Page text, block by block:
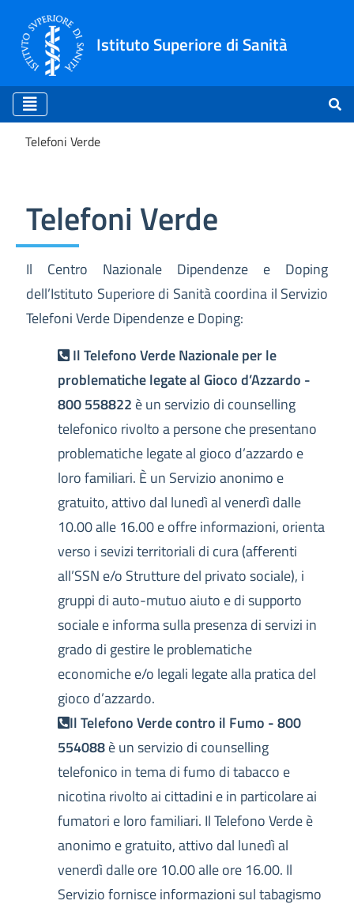
Istituto Superiore di Sanità
Telefoni Verde
Telefoni Verde
Il Centro Nazionale Dipendenze e Doping
dell’Istituto Superiore di Sanità coordina il Servizio
Telefoni Verde Dipendenze e Doping:
Il Telefono Verde Nazionale per le
problematiche legate al Gioco d’Azzardo -
800 558822 è un servizio di counselling
telefonico rivolto a persone che presentano
problematiche legate al gioco d’azzardo e
loro familiari. È un Servizio anonimo e
gratuito, attivo dal lunedì al venerdì dalle
10.00 alle 16.00 e offre informazioni, orienta
verso i sevizi territoriali di cura (afferenti
all’SSN e/o Strutture del privato sociale), i
gruppi di auto-mutuo aiuto e di supporto
sociale e informa sulla presenza di servizi in
grado di gestire le problematiche
economiche e/o legali legate alla pratica del
gioco d’azzardo.
Il Telefono Verde contro il Fumo - 800
554088è un servizio di counselling
telefonico in tema di fumo di tabacco e
nicotina rivolto ai cittadini e in particolare ai
fumatori e loro familiari. Il Telefono Verde è
anonimo e gratuito, attivo dal lunedì al
venerdì dalle ore 10.00 alle ore 16.00. Il
Servizio fornisce informazioni sul tabagismo